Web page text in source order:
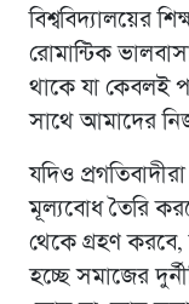
বিশ্ববিদ্যালয়ের
রোমান্টিক
থাকে যা কেবলই
সাথে আমাদের
যদিও
মূল্যবোধ তৈরি
থেকে গ্রহণ করবে,
হচ্ছে সমাজের